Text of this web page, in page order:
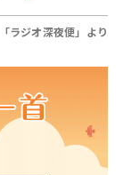
「ラジオ深夜便」より